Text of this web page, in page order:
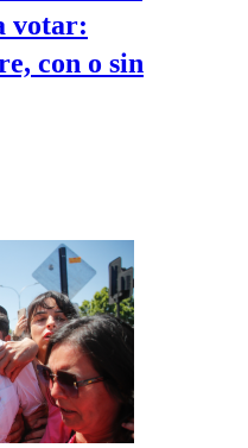
votar:
con o sin